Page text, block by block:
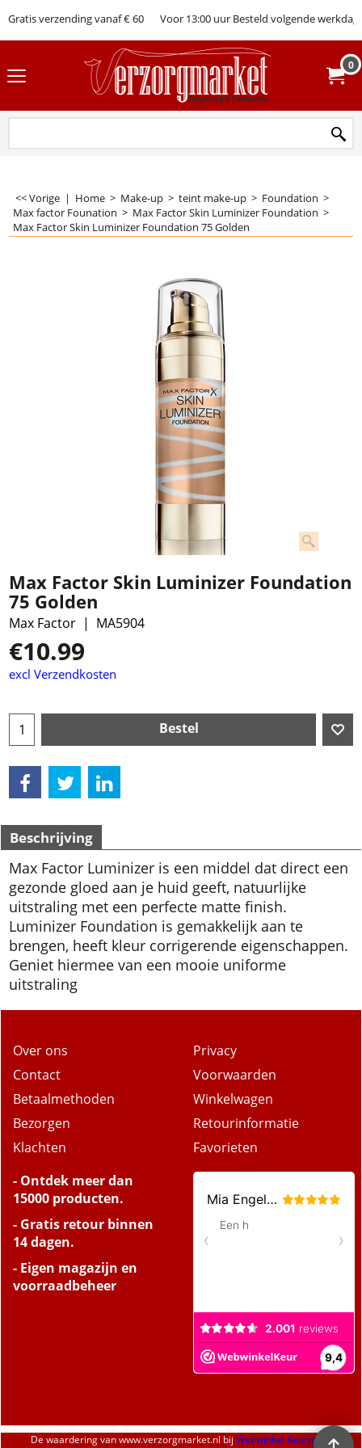
Gratis verzending vanaf € 60 Voor 13:00 uur Besteld volgende werkdag
0
<< Vorige | Home > Make-up > teint make-up > Foundation >
Max factor Founation > Max Factor Skin Luminizer Foundation >
Max Factor Skin Luminizer Foundation 75 Golden
Max Factor Skin Luminizer Foundation
75 Golden
Max Factor MA5904
€10.99
excl Verzendkosten
Bestel
Beschrijving
Max Factor Luminizer is een middel dat direct een
gezonde gloed aan je huid geeft, natuurlijke
uitstraling met een perfecte matte finish.
Luminizer Foundation is gemakkelijk aan te
brengen, heeft kleur corrigerende eigenschappen.
Geniet hiermee van een mooie uniforme
uitstraling
Over ons
Contact
Betaalmethoden
Bezorgen
Klachten
Privacy
Voorwaarden
Winkelwagen
Retourinformatie
Favorieten
- Ontdek meer dan
15000 producten.
- Gratis retour binnen
14 dagen.
- Eigen magazijn en
voorraadbeheer
De waardering vanwww.verzorgmarket.nl bij Webwinkel Keurmerk